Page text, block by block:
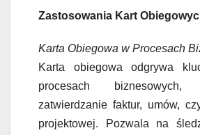
Zastosowania Kart
Karta Obiegowa w Procesach
Karta obiegowa odgrywa
procesach
zatwierdzanie faktur, umów,
projektowej. Pozwala na